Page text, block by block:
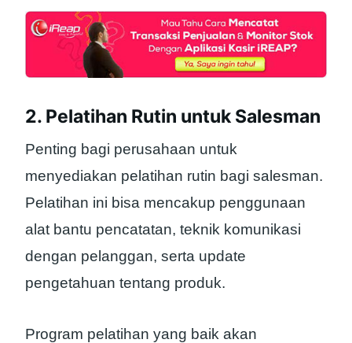
2. Pelatihan Rutin untuk Salesman
Penting bagi perusahaan untuk
menyediakan pelatihan rutin bagi salesman.
Pelatihan ini bisa mencakup penggunaan
alat bantu pencatatan, teknik komunikasi
dengan pelanggan, serta update
pengetahuan tentang produk.
Program pelatihan yang baik akan